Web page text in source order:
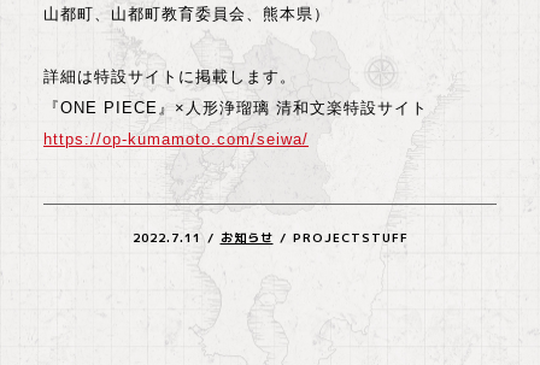
山都町、山都町教育委員会、熊本県）
詳細は特設サイトに掲載します。
『ONE PIECE』×人形浄瑠璃 清和文楽特設サイト
https://op-kumamoto.com/seiwa/
2022.7.11 / お知らせ / PROJECTSTUFF